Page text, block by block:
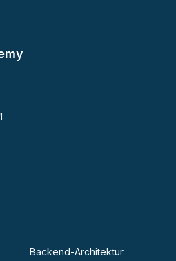
Backend-Architektur